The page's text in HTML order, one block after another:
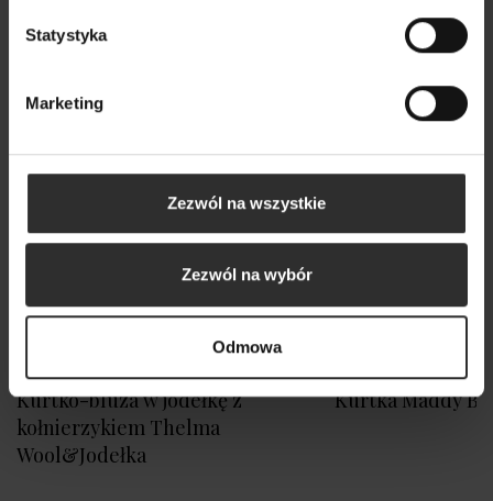
Statystyka
Marketing
Zezwól na wszystkie
Zezwól na wybór
Odmowa
Kurtko-bluza w jodełkę z
kołnierzykiem Thelma
Wool&Jodełka
Kurtka Maddy